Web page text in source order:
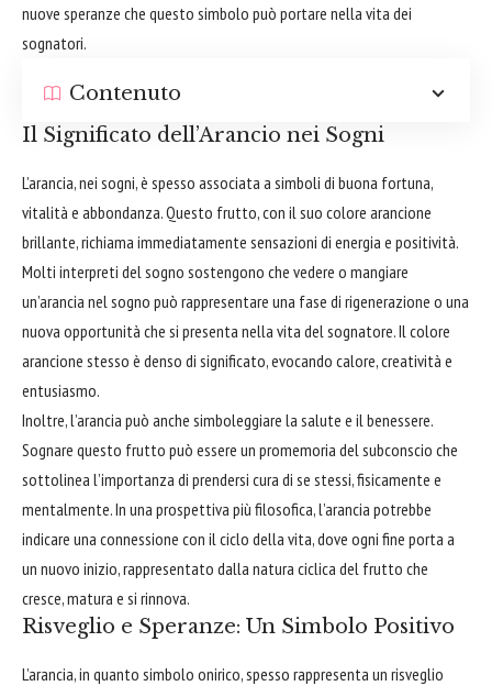
nuove speranze che questo simbolo può portare nella vita dei
sognatori.
Contenuto
Il Significato dell’Arancio nei Sogni
L’arancia, nei sogni, è spesso associata a simboli di buona fortuna,
vitalità e abbondanza. Questo frutto, con il suo colore arancione
brillante, richiama immediatamente sensazioni di energia e positività.
Molti interpreti del sogno sostengono che vedere o mangiare
un’arancia nel sogno può rappresentare una fase di rigenerazione o una
nuova opportunità che si presenta nella vita del sognatore. Il colore
arancione stesso è denso di significato, evocando calore, creatività e
entusiasmo.
Inoltre, l’arancia può anche simboleggiare la salute e il benessere.
Sognare questo frutto può essere un promemoria del subconscio che
sottolinea l’importanza di prendersi cura di se stessi, fisicamente e
mentalmente. In una prospettiva più filosofica, l’arancia potrebbe
indicare una connessione con il ciclo della vita, dove ogni fine porta a
un nuovo inizio, rappresentato dalla natura ciclica del frutto che
cresce, matura e si rinnova.
Risveglio e Speranze: Un Simbolo Positivo
L’arancia, in quanto simbolo onirico, spesso rappresenta un risveglio